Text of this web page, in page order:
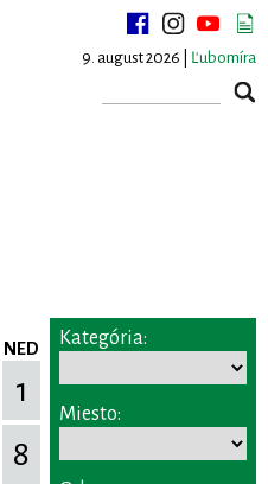
9. august 2026 | Ľubomíra
NED
1
8
Kategória:
Miesto: